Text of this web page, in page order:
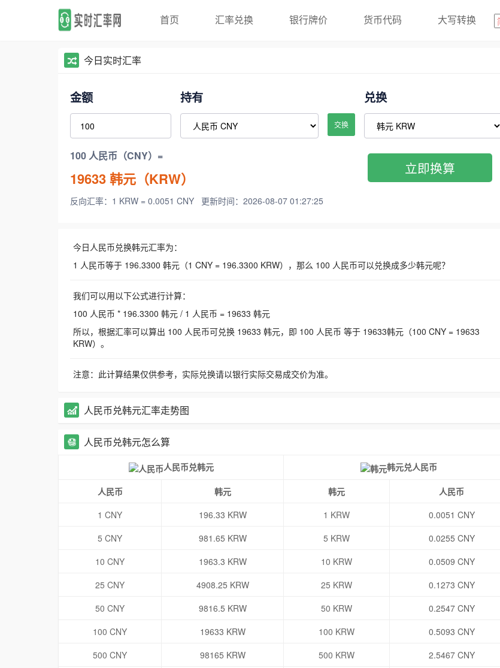
首页 汇率兑换 银行牌价 货币代码 大写转换
今日实时汇率
金额 持有
交换
兑换
100 人民币（CNY）=
19633韩元（KRW）
反向汇率：1 KRW = 0.0051 CNY 更新时间：2026-08-07 01:27:25
立即换算
今日人民币兑换韩元汇率为：
1 人民币等于 196.3300 韩元（1 CNY = 196.3300 KRW），那么 100 人民币可以兑换成多少韩元呢？
我们可以用以下公式进行计算：
100 人民币 * 196.3300 韩元 / 1 人民币 = 19633 韩元
所以，根据汇率可以算出 100 人民币可兑换 19633 韩元，即 100 人民币 等于 19633韩元（100 CNY = 19633
KRW）。
注意：此计算结果仅供参考，实际兑换请以银行实际交易成交价为准。
人民币兑韩元汇率走势图
人民币兑韩元怎么算
人民币兑韩元 韩元兑人民币
人民币 韩元 韩元
人民币
1 CNY
196.33 KRW 1 KRW
0.0051 CNY
5 CNY
981.65 KRW 5 KRW
0.0255 CNY
10 CNY
1963.3 KRW 10 KRW
0.0509 CNY
25 CNY
4908.25 KRW 25 KRW
0.1273 CNY
50 CNY
9816.5 KRW 50 KRW
0.2547 CNY
100 CNY
19633 KRW 100 KRW
0.5093 CNY
500 CNY
98165 KRW 500 KRW
2.5467 CNY